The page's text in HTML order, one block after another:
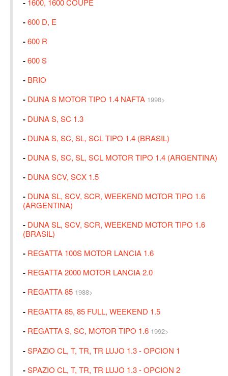
-
-600 D, E
-600 R
-600 S
- BRIO
- DUNA S MOTOR TIPO 1.4 NAFTA 1998>
- DUNA S, SC 1.3
- DUNA S, SC, SL, SCL TIPO 1.4 (BRASIL)
- DUNA S, SC, SL, SCL MOTOR TIPO 1.4 (ARGENTINA)
- DUNA SCV, SCX 1.5
- DUNA SL, SCV, SCR, WEEKEND MOTOR TIPO 1.6
(ARGENTINA)
- DUNA SL, SCV, SCR, WEEKEND MOTOR TIPO 1.6
(BRASIL)
- REGATTA 100S MOTOR LANCIA 1.6
- REGATTA 2000 MOTOR LANCIA 2.0
- REGATTA 85 1988>
- REGATTA 85, 85 FULL, WEEKEND 1.5
- REGATTA S, SC, MOTOR TIPO 1.6 1992>
-SPAZIO CL, T, TR, TR LUJO 1.3 - OPCION 1
-SPAZIO CL, T, TR, TR LUJO 1.3 - OPCION 2